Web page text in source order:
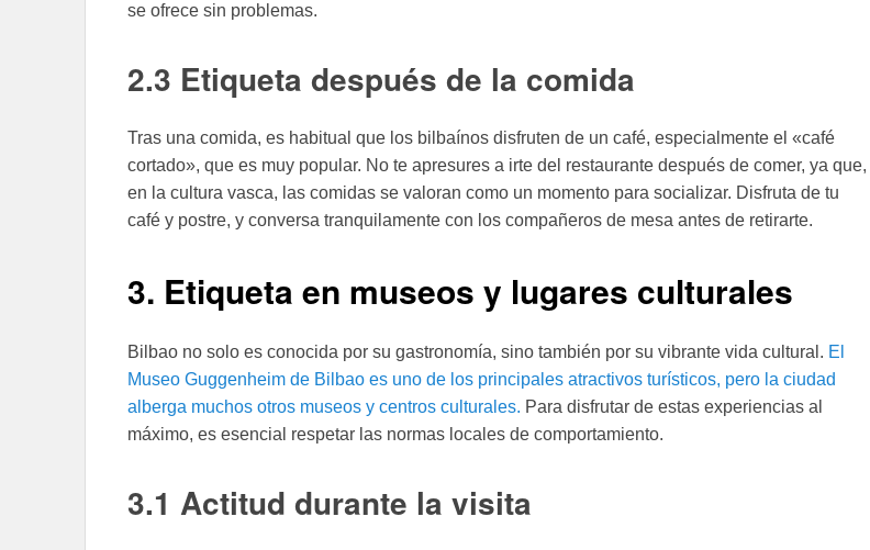
se ofrece sin problemas.
2.3 Etiqueta después de la comida
Tras una comida, es habitual que los bilbaínos disfruten de un café, especialmente el «café
cortado», que es muy popular. No te apresures a irte del restaurante después de comer, ya que,
en la cultura vasca, las comidas se valoran como un momento para socializar. Disfruta de tu
café y postre, y conversa tranquilamente con los compañeros de mesa antes de retirarte.
3. Etiqueta en museos y lugares culturales
Bilbao no solo es conocida por su gastronomía, sino también por su vibrante vida cultural. El
Museo Guggenheim de Bilbao es uno de los principales atractivos turísticos, pero la ciudad
alberga muchos otros museos y centros culturales. Para disfrutar de estas experiencias al
máximo, es esencial respetar las normas locales de comportamiento.
3.1 Actitud durante la visita